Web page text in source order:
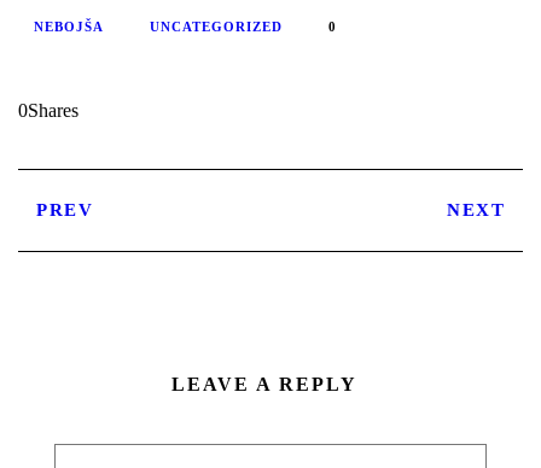
NEBOJŠA UNCATEGORIZED 0
0Shares
PREV NEXT
LEAVE A REPLY